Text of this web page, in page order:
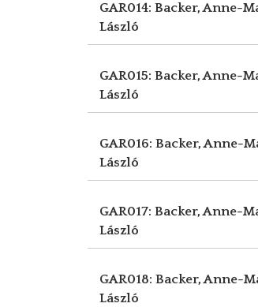
GAR014: Backer, Anne-
László
GAR015: Backer, Anne-
László
GAR016: Backer, Anne-
László
GAR017: Backer, Anne-
László
GAR018: Backer, Anne-
László